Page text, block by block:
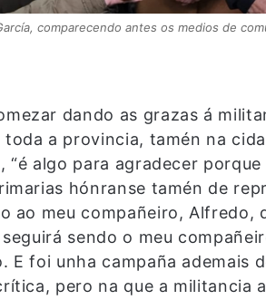
comparecendo antes os medios de
dando as grazas á
toda a provincia, tamén na
“é algo para agradecer
hónranse tamén de
ao meu compañeiro, Alfredo,
sendo o meu
E foi unha campaña ademais
pero na que a militancia